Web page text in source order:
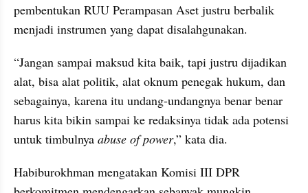
pembentukan RUU Perampasan Aset justru berbalik
menjadi instrumen yang dapat disalahgunakan.
“Jangan sampai maksud kita baik, tapi justru dijadikan
alat, bisa alat politik, alat oknum penegak hukum, dan
sebagainya, karena itu undang-undangnya benar benar
harus kita bikin sampai ke redaksinya tidak ada potensi
untuk timbulnya abuse of power,” kata dia.
Habiburokhman mengatakan Komisi III DPR